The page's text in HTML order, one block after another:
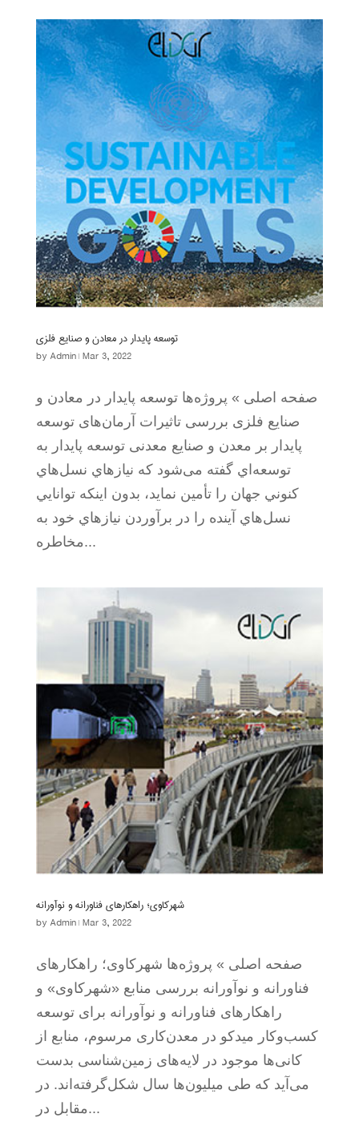
توسعه پایدار در معادن و صنایع فلزی
by Admin|Mar 3, 2022
صفحه اصلی » پروژه‌ها توسعه پایدار در معادن و
صنایع فلزی بررسی تاثیرات آرمان‌های توسعه
پایدار بر معدن و صنایع معدنی توسعه پايدار به
توسعه‌اي گفته می‌شود كه نيازهاي نسل‌هاي
كنوني جهان را تأمین نمايد، بدون اينكه توانايي
نسل‌هاي آينده را در برآوردن نياز‌هاي خود به
مخاطره...
شهرکاوی؛ راهکارهای فناورانه و نوآورانه
by Admin|Mar 3, 2022
صفحه اصلی » پروژه‌ها شهرکاوی؛ راهکارهای
فناورانه و نوآورانه بررسی منابع «شهرکاوی» و
راهکارهای فناورانه و نوآورانه برای توسعه
کسب‌وکار میدکو در معدن‌کاری مرسوم، منابع از
کانی‌ها موجود در لایه‌های زمین‌شناسی بدست
می‌آید که طی میلیون‌ها سال شکل‌گرفته‌اند. در
مقابل در...